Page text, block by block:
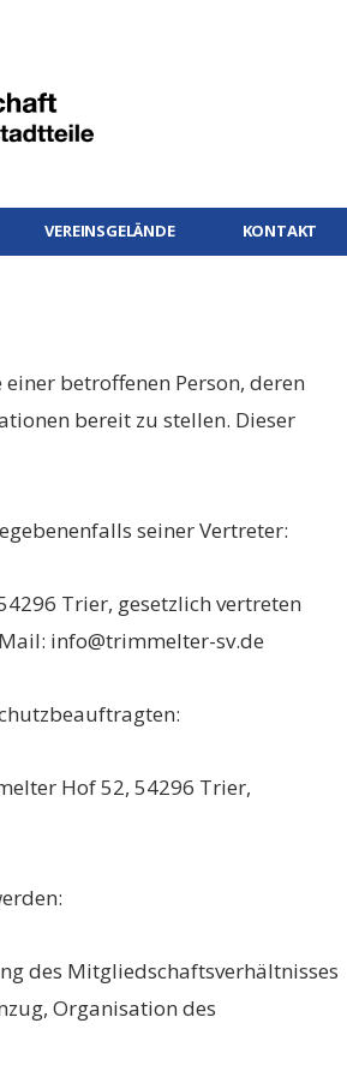
VEREINSGELÄNDE KONTAKT
betroffenen Person, deren
bereit zu stellen. Dieser
seiner Vertreter:
Trier, gesetzlich vertreten
info@trimmelter-sv.de
Hof 52, 54296 Trier,
des Mitgliedschaftsverhältnisses
Organisation des